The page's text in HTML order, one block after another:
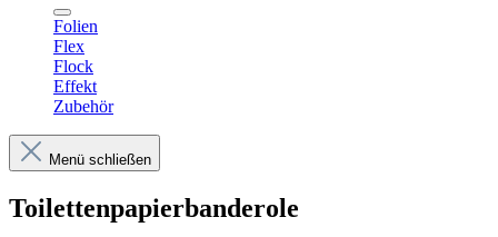
Folien
Flex
Flock
Effekt
Zubehör
Menü schließen
Toilettenpapierbanderole